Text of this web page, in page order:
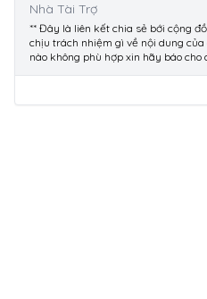
Nhà Tài Trợ
** Đây là liên kết chia sẻ bới cộng
chịu trách nhiệm gì về nội dung
nào không phù hợp xin hãy báo cho